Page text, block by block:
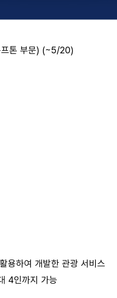
프톤 부문) (~5/20)
용하여 개발한 관광 서비스
4인까지 가능